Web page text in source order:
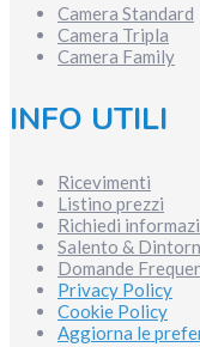
Camera Standard
Camera Tripla
Camera Family
INFO UTILI
Ricevimenti
Listino prezzi
Richiedi
Salento &
Domande
Privacy Policy
Cookie Policy
Aggiorna le